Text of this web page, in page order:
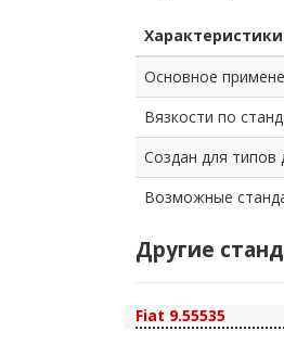
Основное
Вязкости по
Создан для типов
Возможные
Другие
Fiat 9.55535